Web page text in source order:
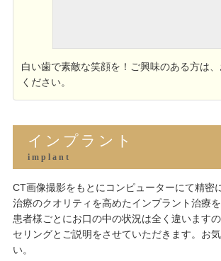
白い歯で素敵な笑顔を！ご興味のある方は
ください。
インプラント
implant
CT画像撮影をもとにコンピューターにて精密
治療のクオリティを高めたインプラント治療を
患者様ごとにお口の中の状況は全く違います
セリングとご説明をさせていただきます。お
い。